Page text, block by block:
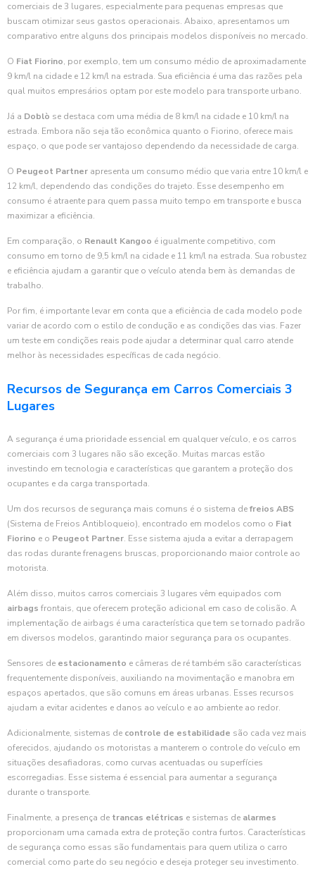
comerciais de 3 lugares, especialmente para pequenas empresas que
buscam otimizar seus gastos operacionais. Abaixo, apresentamos um
comparativo entre alguns dos principais modelos disponíveis no mercado.
O Fiat Fiorino, por exemplo, tem um consumo médio de aproximadamente
9 km/l na cidade e 12 km/l na estrada. Sua eficiência é uma das razões pela
qual muitos empresários optam por este modelo para transporte urbano.
Já a Doblò se destaca com uma média de 8 km/l na cidade e 10 km/l na
estrada. Embora não seja tão econômica quanto o Fiorino, oferece mais
espaço, o que pode ser vantajoso dependendo da necessidade de carga.
O Peugeot Partner apresenta um consumo médio que varia entre 10 km/l e
12 km/l, dependendo das condições do trajeto. Esse desempenho em
consumo é atraente para quem passa muito tempo em transporte e busca
maximizar a eficiência.
Em comparação, o Renault Kangoo é igualmente competitivo, com
consumo em torno de 9,5 km/l na cidade e 11 km/l na estrada. Sua robustez
e eficiência ajudam a garantir que o veículo atenda bem às demandas de
trabalho.
Por fim, é importante levar em conta que a eficiência de cada modelo pode
variar de acordo com o estilo de condução e as condições das vias. Fazer
um teste em condições reais pode ajudar a determinar qual carro atende
melhor às necessidades específicas de cada negócio.
Recursos de Segurança em Carros Comerciais 3
Lugares
A segurança é uma prioridade essencial em qualquer veículo, e os carros
comerciais com 3 lugares não são exceção. Muitas marcas estão
investindo em tecnologia e características que garantem a proteção dos
ocupantes e da carga transportada.
Um dos recursos de segurança mais comuns é o sistema defreios ABS
(Sistema de Freios Antibloqueio), encontrado em modelos como o Fiat
Fiorino e o Peugeot Partner. Esse sistema ajuda a evitar a derrapagem
das rodas durante frenagens bruscas, proporcionando maior controle ao
motorista.
Além disso, muitos carros comerciais 3 lugares vêm equipados com
airbags frontais, que oferecem proteção adicional em caso de colisão. A
implementação de airbags é uma característica que tem se tornado padrão
em diversos modelos, garantindo maior segurança para os ocupantes.
Sensores de estacionamento e câmeras de ré também são características
frequentemente disponíveis, auxiliando na movimentação e manobra em
espaços apertados, que são comuns em áreas urbanas. Esses recursos
ajudam a evitar acidentes e danos ao veículo e ao ambiente ao redor.
Adicionalmente, sistemas de controle de estabilidade são cada vez mais
oferecidos, ajudando os motoristas a manterem o controle do veículo em
situações desafiadoras, como curvas acentuadas ou superfícies
escorregadias. Esse sistema é essencial para aumentar a segurança
durante o transporte.
Finalmente, a presença de trancas elétricas e sistemas de alarmes
proporcionam uma camada extra de proteção contra furtos. Características
de segurança como essas são fundamentais para quem utiliza o carro
comercial como parte do seu negócio e deseja proteger seu investimento.